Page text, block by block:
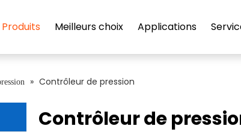
Produits Meilleurs choix Applications
» Contrôleur de pression
Contrôleur de